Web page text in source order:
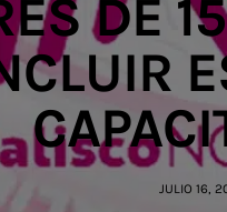
DE
JULIO 16,